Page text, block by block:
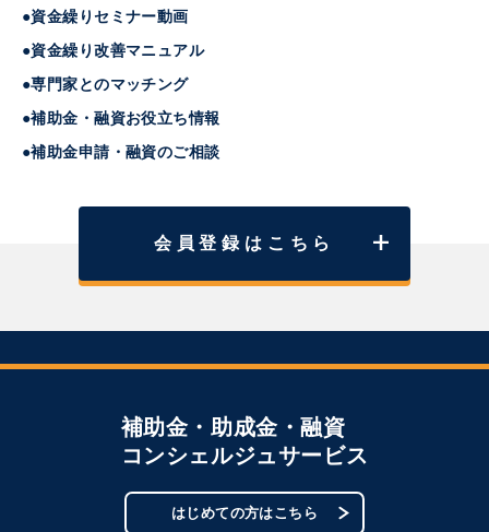
●資金繰りセミナー動画
●資金繰り改善マニュアル
●専門家とのマッチング
●補助金・融資お役立ち情報
●補助金申請・融資のご相談
会員登録はこちら
補助金・助成金・融資
コンシェルジュサービス
はじめての方はこちら